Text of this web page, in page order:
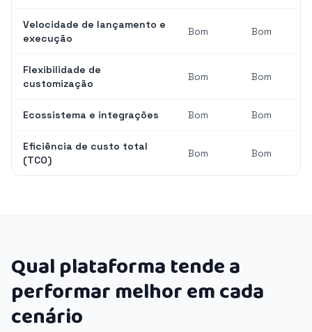
Velocidade de lançamento e
execução
Bom Bom
Flexibilidade de
customização
Bom Bom
Ecossistema e integrações Bom Bom
Eficiência de custo total
(TCO)
Bom Bom
Qual plataforma tende a
performar melhor em cada
cenário